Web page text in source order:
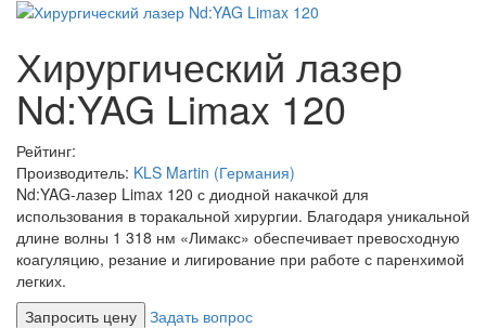
Хирургический лазер
Nd:YAG Limax 120
Рейтинг:
Производитель: KLS Martin (Германия)
Nd:YAG-лазер Limax 120 с диодной накачкой для
использования в торакальной хирургии. Благодаря уникальной
длине волны 1 318 нм «Лимакс» обеспечивает превосходную
коагуляцию, резание и лигирование при работе с паренхимой
легких.
Запросить цену Задать вопрос